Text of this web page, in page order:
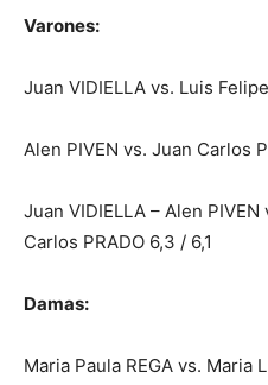
Varones:
Juan VIDIELLA vs. Luis
Alen PIVEN vs. Juan Carlos
Juan VIDIELLA – Alen
Carlos PRADO 6,3 / 6,1
Damas:
Maria Paula REGA vs. Maria